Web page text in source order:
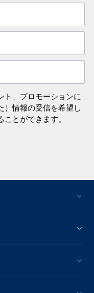
ト、プロモーションに
）情報の受信を希望し
とができます。